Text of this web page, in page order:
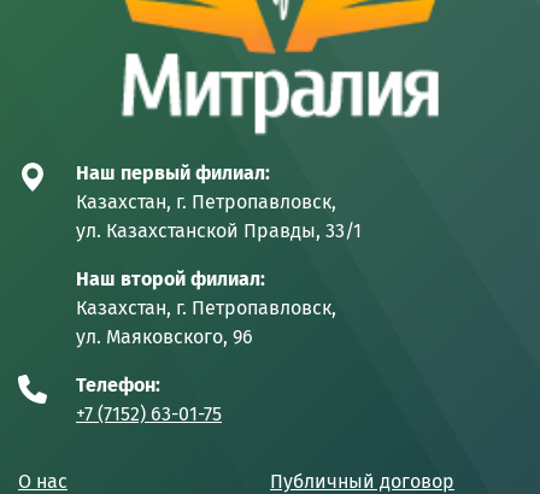
О нас
Публичный договор
Наш первый филиал:
Казахстан, г. Петропавловск,
ул. Казахстанской Правды, 33/1
Наш второй филиал:
Казахстан, г. Петропавловск,
ул. Маяковского, 96
Телефон:
+7 (7152) 63-01-75